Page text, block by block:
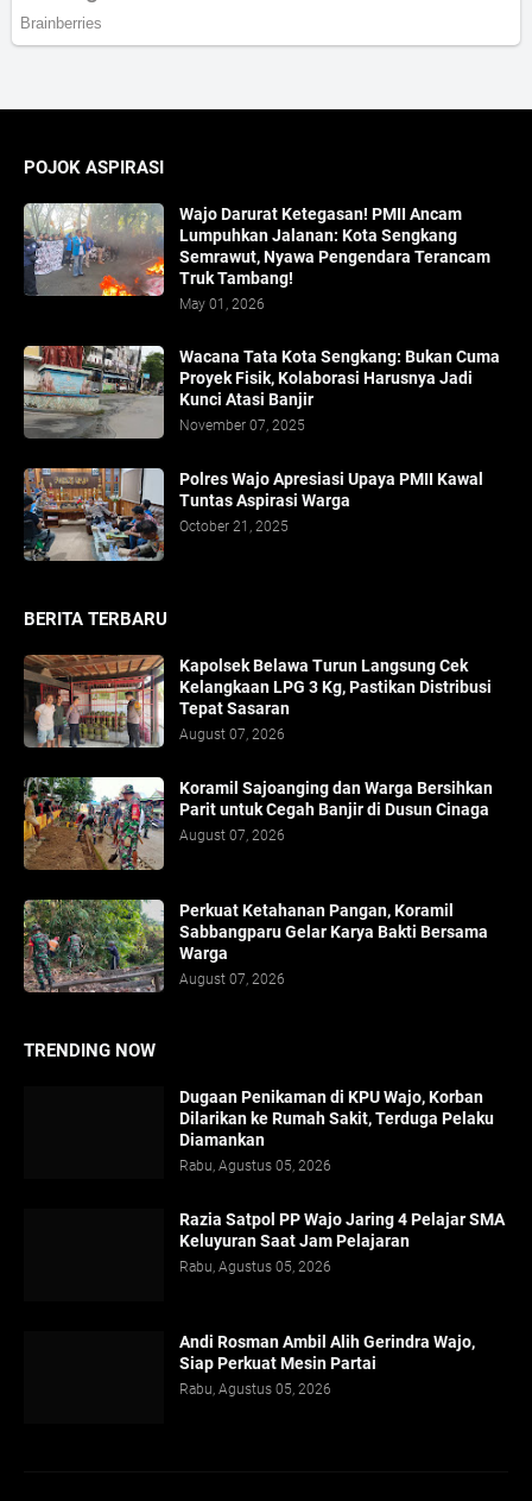
POJOK ASPIRASI
Wajo Darurat Ketegasan! PMII Ancam
Lumpuhkan Jalanan: Kota Sengkang
Semrawut, Nyawa Pengendara Terancam
Truk Tambang!
May 01, 2026
​Wacana Tata Kota Sengkang: Bukan Cuma
Proyek Fisik, Kolaborasi Harusnya Jadi
Kunci Atasi Banjir
November 07, 2025
Polres Wajo Apresiasi Upaya PMII Kawal
Tuntas Aspirasi Warga
October 21, 2025
BERITA TERBARU
Kapolsek Belawa Turun Langsung Cek
Kelangkaan LPG 3 Kg, Pastikan Distribusi
Tepat Sasaran
August 07, 2026
Koramil Sajoanging dan Warga Bersihkan
Parit untuk Cegah Banjir di Dusun Cinaga
August 07, 2026
Perkuat Ketahanan Pangan, Koramil
Sabbangparu Gelar Karya Bakti Bersama
Warga
August 07, 2026
TRENDING NOW
Dugaan Penikaman di KPU Wajo, Korban
Dilarikan ke Rumah Sakit, Terduga Pelaku
Diamankan
Rabu, Agustus 05, 2026
Razia Satpol PP Wajo Jaring 4 Pelajar SMA
Keluyuran Saat Jam Pelajaran
Rabu, Agustus 05, 2026
Andi Rosman Ambil Alih Gerindra Wajo,
Siap Perkuat Mesin Partai
Rabu, Agustus 05, 2026